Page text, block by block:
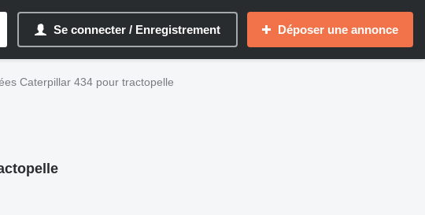
Se connecter / Enregistrement Déposer une annonce
Caterpillar 434 pour tractopelle